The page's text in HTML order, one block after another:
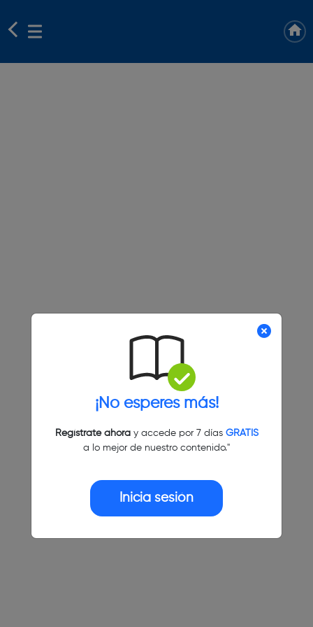
¡No esperes más!
Regístrate ahoray accede por 7 días GRATIS
a lo mejor de nuestro contenido."
Inicia sesión